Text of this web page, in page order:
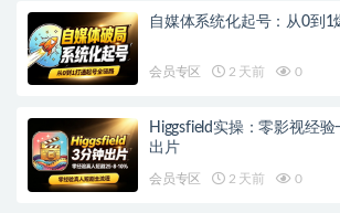
自媒体系统化起号：从0到1
会员专区 2 天前 0
Higgsfield实操：零影视经
出片
会员专区 2 天前 0